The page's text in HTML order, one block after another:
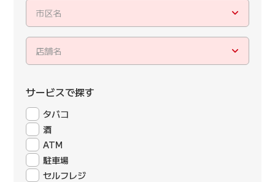
市区名
店舗名
サービスで探す
タバコ
酒
ATM
駐車場
セルフレジ